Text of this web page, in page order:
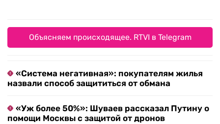
Объясняем происходящее. RTVI в Telegram
«Система негативная»: покупателям жилья
назвали способ защититься от обмана
«Уж более 50%»: Шуваев рассказал Путину о
помощи Москвы с защитой от дронов